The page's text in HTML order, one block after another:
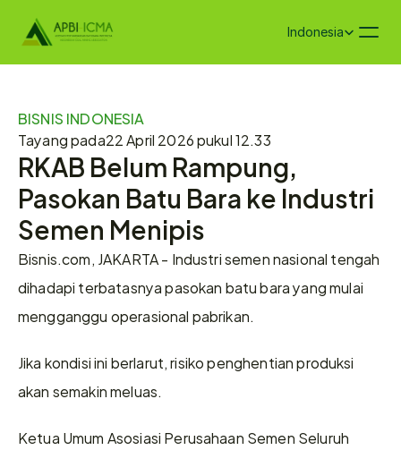
Select Language
Indonesia
BISNIS INDONESIA
Tayang pada22 April 2026 pukul 12.33
RKAB Belum Rampung,
Pasokan Batu Bara ke Industri
Semen Menipis
Bisnis.com, JAKARTA - Industri semen nasional tengah
dihadapi terbatasnya pasokan batu bara yang mulai
mengganggu operasional pabrikan.
Jika kondisi ini berlarut, risiko penghentian produksi
akan semakin meluas.
Ketua Umum Asosiasi Perusahaan Semen Seluruh